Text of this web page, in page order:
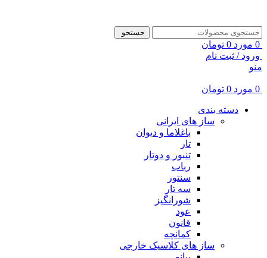
جستجو
0 مورد 0 تومان
ورود / ثبت نام
منو
0 مورد 0 تومان
دسته بندی
ساز های ایرانی
باغلاما و دیوان
تار
تنبور و دوتار
رباب
سنتور
سه تار
شورانگیز
عود
قانون
کمانچه
ساز های کلاسیک خارجی